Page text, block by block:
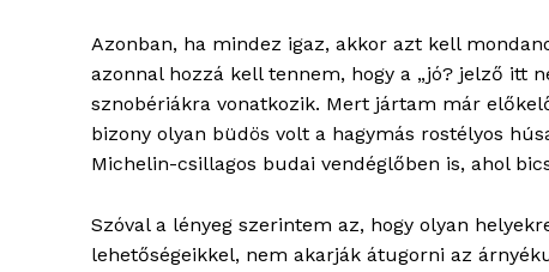
Azonban, ha mindez igaz, akkor azt kell
azonnal hozzá kell tennem, hogy a „jó? jelző itt
sznobériákra vonatkozik. Mert jártam már
bizony olyan büdös volt a hagymás rostélyos
Michelin-csillagos budai vendéglőben is, ahol
Szóval a lényeg szerintem az, hogy olyan
lehetőségeikkel, nem akarják átugorni az